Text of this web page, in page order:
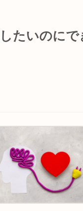
たいのにで